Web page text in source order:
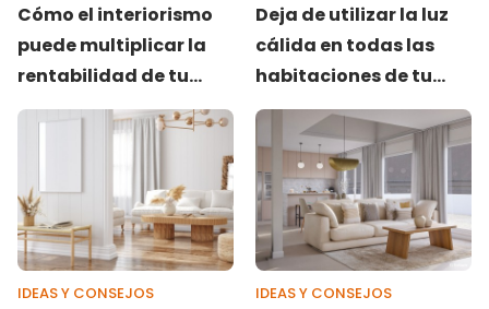
Cómo el interiorismo
puede multiplicar la
rentabilidad de tu
negocio
Deja de utilizar la luz
cálida en todas las
habitaciones de tu
casa: ¿qué tipo de luz
utilizar en cada
estancia de tu hogar?
IDEAS Y CONSEJOS IDEAS Y CONSEJOS